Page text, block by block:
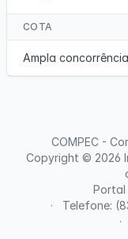
COTA
Ampla concorrência
Portal
Telefone:
COMPEC -
Copyright © 2026